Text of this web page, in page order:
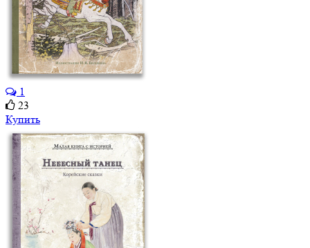
1
23
Купить